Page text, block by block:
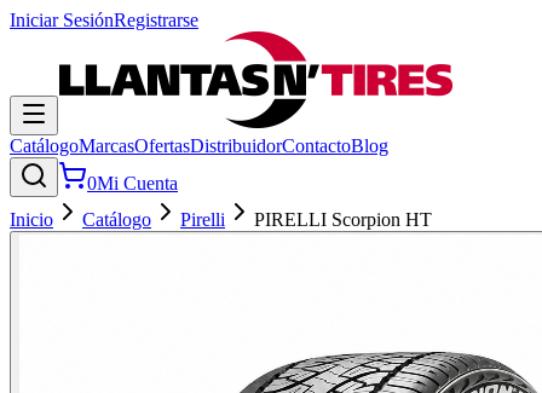
Iniciar SesiónRegistrarse
CatálogoMarcasOfertasDistribuidorContactoBlog
0Mi Cuenta
Inicio
Catálogo Pirelli PIRELLI Scorpion HT